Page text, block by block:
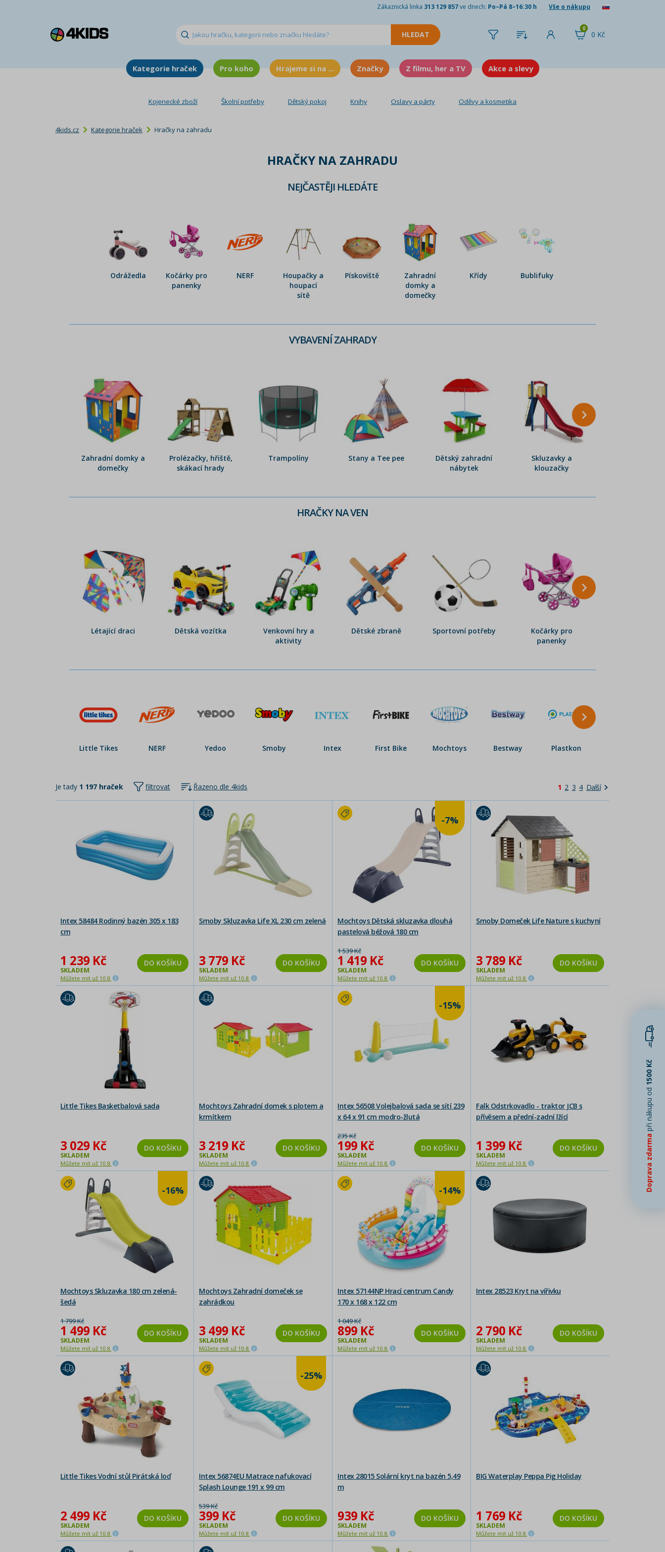
Zákaznická linka 313 129 857ve dnech: Po–Pá 8–16:30 h Vše o nákupu
0 Kč
0
Kategorie hraček Pro koho Hrajeme si na ... Značky Z filmu, her a TV Akce a slevy
Kojenecké zboží Školní potřeby Dětský pokoj Knihy Oslavy a párty Oděvy a kosmetika
4kids.cz Kategorie hraček Hračky na zahradu
HRAČKY NA ZAHRADU
NEJČASTĚJI HLEDÁTE
Odrážedla
Kočárky pro
panenky
NERF
Houpačky a
houpací
sítě
Pískoviště
Zahradní
domky a
domečky
Křídy Bublifuky
VYBAVENÍ ZAHRADY
Zahradní domky a
domečky
Prolézačky, hřiště,
skákací hrady
Trampolíny Stany a Tee pee
Dětský zahradní
nábytek
Skluzavky a
klouzačky
HRAČKY NA VEN
Létající draci Dětská vozítka
Venkovní hry a
aktivity
Dětské zbraně Sportovní potřeby
Kočárky pro
panenky
Little Tikes NERF Yedoo Smoby Intex First Bike Mochtoys Bestway Plastkon
Je tady 1 197 hraček filtrovat Řazeno dle 4kids 1 2 3 4 Další
Intex 58484 Rodinný bazén 305 x 183
cm
1 239 Kč
SKLADEM
Můžete mít už 10.8.
DO KOŠÍKU
Smoby Skluzavka Life XL 230 cm zelená
3 779 Kč
SKLADEM
Můžete mít už 10.8.
DO KOŠÍKU
Mochtoys Dětská skluzavka dlouhá
pastelová béžová 180 cm
1 539 Kč
1 419 Kč
SKLADEM
Můžete mít už 10.8.
DO KOŠÍKU
-7%
Smoby Domeček Life Nature s kuchyní
3 789 Kč
SKLADEM
Můžete mít už 10.8.
DO KOŠÍKU
Little Tikes Basketbalová sada
3 029 Kč
SKLADEM
Můžete mít už 10.8.
DO KOŠÍKU
Mochtoys Zahradní domek s plotem a
krmítkem
3 219 Kč
SKLADEM
Můžete mít už 10.8.
DO KOŠÍKU
Intex 56508 Volejbalová sada se sítí 239
x 64 x 91 cm modro-žlutá
235 Kč
199 Kč
SKLADEM
Můžete mít už 10.8.
DO KOŠÍKU
-15%
Falk Odstrkovadlo - traktor JCB s
přívěsem a přední-zadní lžící
1 399 Kč
SKLADEM
Můžete mít už 10.8.
DO KOŠÍKU
Mochtoys Skluzavka 180 cm zelená-
šedá
1 799 Kč
1 499 Kč
SKLADEM
Můžete mít už 10.8.
DO KOŠÍKU
-16%
Mochtoys Zahradní domeček se
zahrádkou
3 499 Kč
SKLADEM
Můžete mít už 10.8.
DO KOŠÍKU
Intex 57144NP Hrací centrum Candy
170 x 168 x 122 cm
1 049 Kč
899 Kč
SKLADEM
Můžete mít už 10.8.
DO KOŠÍKU
-14%
Intex 28523 Kryt na vířivku
2 790 Kč
SKLADEM
Můžete mít už 10.8.
DO KOŠÍKU
Little Tikes Vodní stůl Pirátská loď
2 499 Kč
SKLADEM
Můžete mít už 10.8.
DO KOŠÍKU
Intex 56874EU Matrace nafukovací
Splash Lounge 191 x 99 cm
539 Kč
399 Kč
SKLADEM
Můžete mít už 10.8.
DO KOŠÍKU
-25%
Intex 28015 Solární kryt na bazén 5,49
m
939 Kč
SKLADEM
Můžete mít už 10.8.
DO KOŠÍKU
BIG Waterplay Peppa Pig Holiday
1 769 Kč
SKLADEM
Můžete mít už 10.8.
DO KOŠÍKU
Doprava zdarma
při nákupu od
1500 Kč